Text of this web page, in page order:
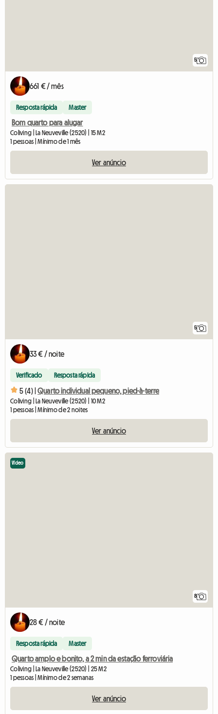
5
661 € / mês
Resposta rápida Master
Bom quarto para alugar
Coliving | La Neuveville (2520) | 15 M2
1 pessoas | Mínimo de 1 mês
Ver anúncio
5
33 € / noite
Verificado Resposta rápida
5 (4) | Quarto individual pequeno, pied-à-terre
Coliving | La Neuveville (2520) | 10 M2
1 pessoas | Mínimo de 2 noites
Ver anúncio
8
Vídeo
28 € / noite
Resposta rápida Master
Quarto amplo e bonito, a 2 min da estação ferroviária
Coliving | La Neuveville (2520) | 25 M2
1 pessoas | Mínimo de 2 semanas
Ver anúncio